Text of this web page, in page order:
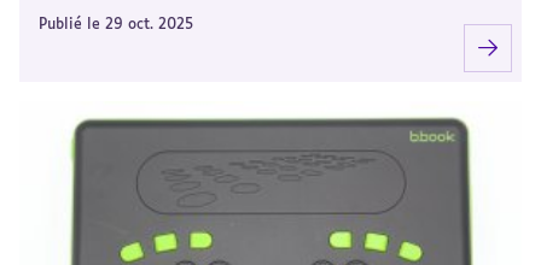
Publié le 29 oct. 2025